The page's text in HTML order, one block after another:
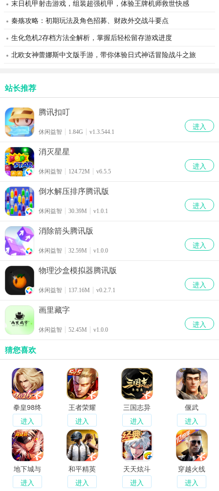
末日机甲射击游戏，组装超强机甲，体验王牌机师救世快感
秦殇攻略：初期玩法及角色招募、财政外交战斗要点
生化危机2存档方法全解析，掌握后轻松留存游戏进度
北欧女神蕾娜斯中文版手游，带你体验日式神话冒险战斗之旅
站长推荐
腾讯扣叮
休闲益智 1.84G v1.3.544.1
进入
消灭星星
休闲益智 124.72M v6.5.5
进入
倒水解压排序腾讯版
休闲益智 30.39M v1.0.1
进入
消除箭头腾讯版
休闲益智 32.59M v1.0.0
进入
物理沙盒模拟器腾讯版
休闲益智 137.16M v0.2.7.1
进入
画里藏字
休闲益智 52.45M v1.0.0
进入
猜您喜欢
拳皇98终
极之战OL
进入
王者荣耀
进入
三国志异
闻录
进入
偃武
进入
地下城与
勇士起源
进入
和平精英
进入
天天炫斗
经典重燃
进入
穿越火线
枪战王者
进入